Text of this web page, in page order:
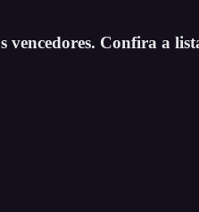
vencedores. Confira a